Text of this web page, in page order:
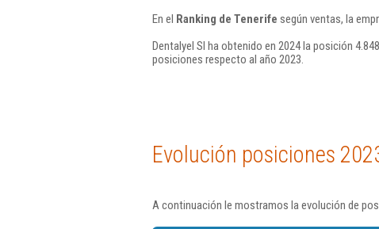
En el Ranking de Tenerife según ventas, la
Dentalyel Sl ha obtenido en 2024 la posición
posiciones respecto al año 2023.
Evolución posiciones
A continuación le mostramos la evolución de